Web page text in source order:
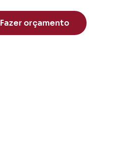
Fazer orçamento